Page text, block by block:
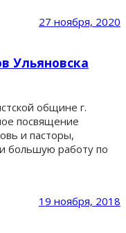
27 ноября, 2020
Ульяновска
общине г.
посвящение
и пасторы,
большую работу по
19 ноября, 2018